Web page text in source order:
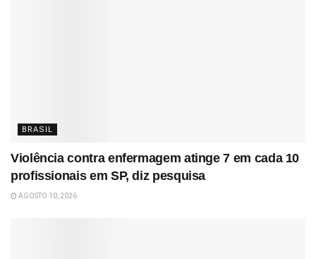
BRASIL
Violência contra enfermagem atinge 7 em cada 10
profissionais em SP, diz pesquisa
AGOSTO 10, 2026